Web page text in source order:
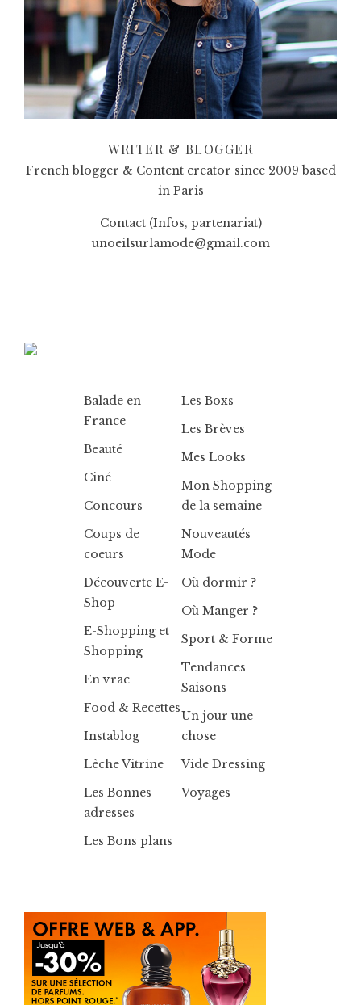
WRITER & BLOGGER
French blogger & Content creator since 2009 based
in Paris
Contact (Infos, partenariat)
unoeilsurlamode@gmail.com
Balade en
France
Beauté
Ciné
Concours
Coups de
coeurs
Découverte E-
Shop
E-Shopping et
Shopping
En vrac
Food & Recettes
Instablog
Lèche Vitrine
Les Bonnes
adresses
Les Bons plans
Les Boxs
Les Brèves
Mes Looks
Mon Shopping
de la semaine
Nouveautés
Mode
Où dormir ?
Où Manger ?
Sport & Forme
Tendances
Saisons
Un jour une
chose
Vide Dressing
Voyages